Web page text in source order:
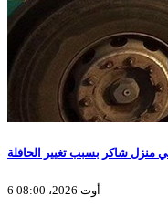
شاكر بسبب تغيير الحافلة
6 أوت 2026، 08:00